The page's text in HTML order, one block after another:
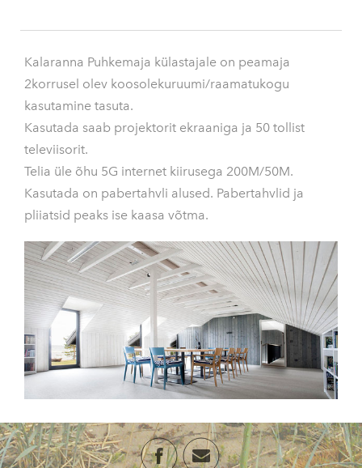
Kalaranna Puhkemaja külastajale on peamaja
2korrusel olev koosolekuruumi/raamatukogu
kasutamine tasuta.
Kasutada saab projektorit ekraaniga ja 50 tollist
televiisorit.
Telia üle õhu 5G internet kiirusega 200M/50M.
Kasutada on pabertahvli alused. Pabertahvlid ja
pliiatsid peaks ise kaasa võtma.